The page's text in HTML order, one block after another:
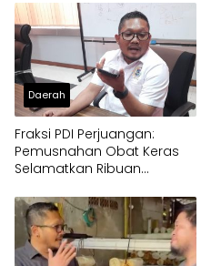
Daerah
Fraksi PDI Perjuangan:
Pemusnahan Obat Keras
Selamatkan Ribuan